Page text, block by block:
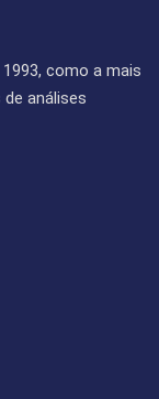
como a mais
análises